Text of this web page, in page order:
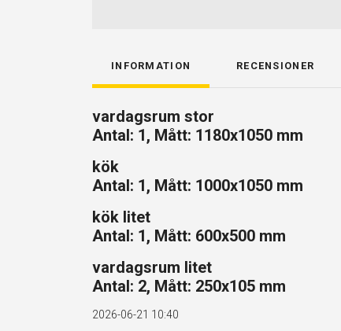
INFORMATION RECENSIONER
vardagsrum stor
Antal: 1, Mått: 1180x1050 mm
kök
Antal: 1, Mått: 1000x1050 mm
kök litet
Antal: 1, Mått: 600x500 mm
vardagsrum litet
Antal: 2, Mått: 250x105 mm
2026-06-21 10:40